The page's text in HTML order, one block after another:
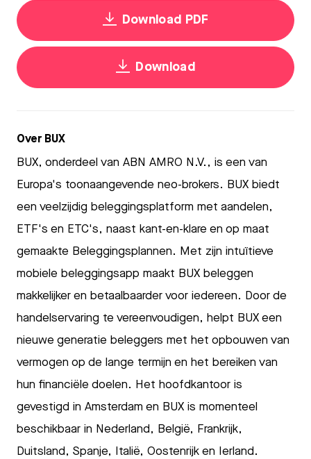
Download PDF
Download
Over BUX
BUX, onderdeel van ABN AMRO N.V., is een van
Europa's toonaangevende neo-brokers. BUX biedt
een veelzijdig beleggingsplatform met aandelen,
ETF's en ETC's, naast kant-en-klare en op maat
gemaakte Beleggingsplannen. Met zijn intuïtieve
mobiele beleggingsapp maakt BUX beleggen
makkelijker en betaalbaarder voor iedereen. Door de
handelservaring te vereenvoudigen, helpt BUX een
nieuwe generatie beleggers met het opbouwen van
vermogen op de lange termijn en het bereiken van
hun financiële doelen. Het hoofdkantoor is
gevestigd in Amsterdam en BUX is momenteel
beschikbaar in Nederland, België, Frankrijk,
Duitsland, Spanje, Italië, Oostenrijk en Ierland.